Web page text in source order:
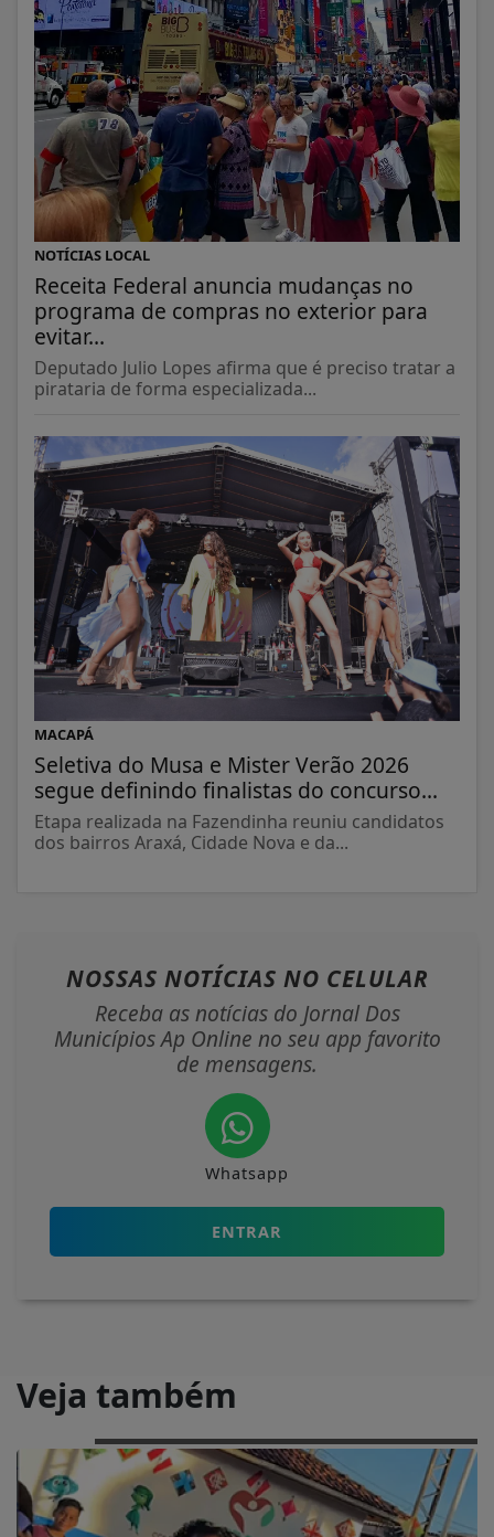
NOTÍCIAS LOCAL
Receita Federal anuncia mudanças no
programa de compras no exterior para
evitar...
Deputado Julio Lopes afirma que é preciso tratar a
pirataria de forma especializada...
MACAPÁ
Seletiva do Musa e Mister Verão 2026
segue definindo finalistas do concurso...
Etapa realizada na Fazendinha reuniu candidatos
dos bairros Araxá, Cidade Nova e da...
NOSSAS NOTÍCIAS NO CELULAR
Receba as notícias do Jornal Dos
Municípios Ap Online no seu app favorito
de mensagens.
Whatsapp
ENTRAR
Veja também